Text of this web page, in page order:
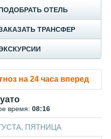
ОТЕЛЬ
ТРАНСФЕР
на 24 часа вперед
время: 08:16
ПЯТНИЦА